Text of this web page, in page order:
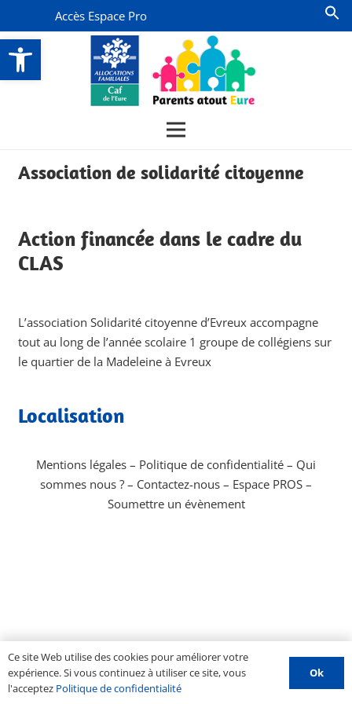
Ouvrir la barre d’outils
Accès Espace Pro
Association de solidarité citoyenne
Action financée dans le cadre du
CLAS
L’association Solidarité citoyenne d’Evreux accompagne
tout au long de l’année scolaire 1 groupe de collégiens sur
le quartier de la Madeleine à Evreux
Localisation
Mentions légales – Politique de confidentialité – Qui
sommes nous ? – Contactez-nous – Espace PROS –
Soumettre un évènement
Ce site Web utilise des cookies pour améliorer votre
expérience. Si vous continuez à utiliser ce site, vous
l'acceptez Politique de confidentialité
Ok